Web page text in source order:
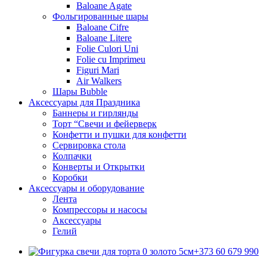
Baloane Agate
Фольгированные шары
Baloane Cifre
Baloane Litere
Folie Culori Uni
Folie cu Imprimeu
Figuri Mari
Air Walkers
Шары Bubble
Аксессуары для Праздника
Баннеры и гирлянды
Торт “Свечи и фейерверк
Конфетти и пушки для конфетти
Сервировка стола
Колпачки
Конверты и Открытки
Коробки
Аксессуары и оборудование
Лента
Компрессоры и насосы
Аксессуары
Гелий
+373 60 679 990